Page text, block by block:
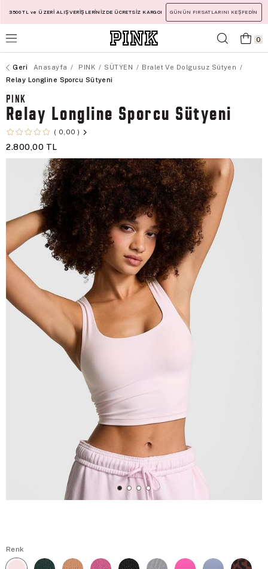
3500 TL ve ÜZERİ ALIŞVERİŞLERİNİZDE ÜCRETSİZ KARGO! GÜNÜN FIRSATLARINI KEŞFEDİN
0
Anasayfa PINK SÜTYEN
Bralet Ve Dolgusuz Sütyen
Relay Longline Sporcu Sütyeni
PINK
Relay Longline Sporcu Sütyeni
0,00
2.800,00 TL
Renk